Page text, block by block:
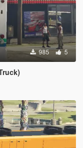
985 5